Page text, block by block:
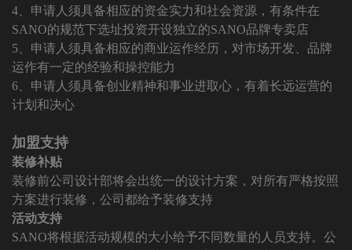
4、申请人须具备相应的资金实力和社会资源，有条件在
SANO的规范下选址投资开设独立的SANO品牌专卖店
5、申请人须具备相应的商业运作经历，对市场开发、品牌
运作有一定的经验和操控能力
6、申请人须具备创业精神和事业进取心，有着长远运营的
计划和决心
加盟支持
装修补贴
装修前公司设计部将会出统一的设计方案，对所有严格按照
方案进行装修，公司都给予装修支持
活动支持
SANO将根据活动规模的大小给予不同数量的人员支持。公